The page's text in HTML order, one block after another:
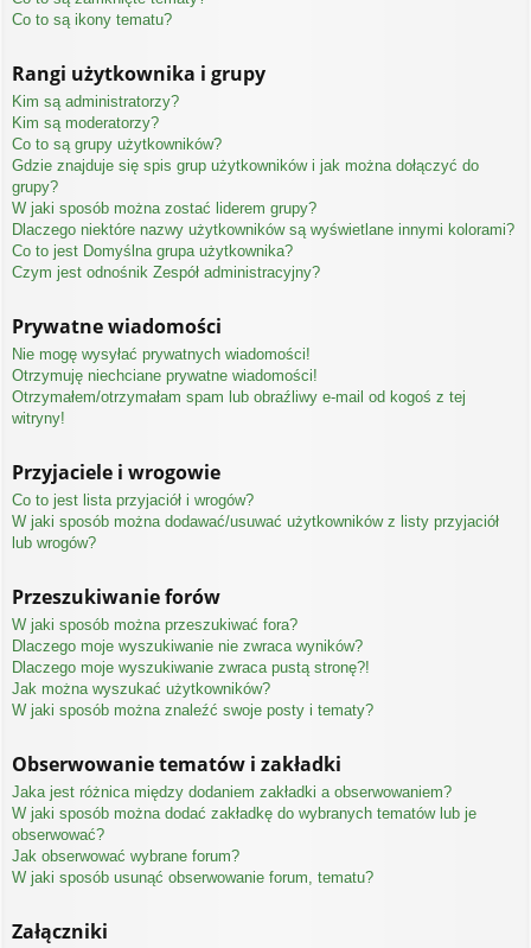
Co to są ikony tematu?
Rangi użytkownika i grupy
Kim są administratorzy?
Kim są moderatorzy?
Co to są grupy użytkowników?
Gdzie znajduje się spis grup użytkowników i jak można dołączyć do
grupy?
W jaki sposób można zostać liderem grupy?
Dlaczego niektóre nazwy użytkowników są wyświetlane innymi kolorami?
Co to jest Domyślna grupa użytkownika?
Czym jest odnośnik Zespół administracyjny?
Prywatne wiadomości
Nie mogę wysyłać prywatnych wiadomości!
Otrzymuję niechciane prywatne wiadomości!
Otrzymałem/otrzymałam spam lub obraźliwy e-mail od kogoś z tej
witryny!
Przyjaciele i wrogowie
Co to jest lista przyjaciół i wrogów?
W jaki sposób można dodawać/usuwać użytkowników z listy przyjaciół
lub wrogów?
Przeszukiwanie forów
W jaki sposób można przeszukiwać fora?
Dlaczego moje wyszukiwanie nie zwraca wyników?
Dlaczego moje wyszukiwanie zwraca pustą stronę?!
Jak można wyszukać użytkowników?
W jaki sposób można znaleźć swoje posty i tematy?
Obserwowanie tematów i zakładki
Jaka jest różnica między dodaniem zakładki a obserwowaniem?
W jaki sposób można dodać zakładkę do wybranych tematów lub je
obserwować?
Jak obserwować wybrane forum?
W jaki sposób usunąć obserwowanie forum, tematu?
Załączniki